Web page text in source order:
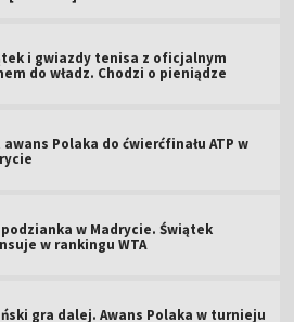
i gwiazdy tenisa z oficjalnym
do władz. Chodzi o pieniądze
Polaka do ćwierćfinału ATP w
w Madrycie. Świątek
w rankingu WTA
gra dalej. Awans Polaka w turnieju